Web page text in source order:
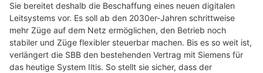
Sie bereitet deshalb die Beschaffung eines neuen digitalen
Leitsystems vor. Es soll ab den 2030er-Jahren schrittweise
mehr Züge auf dem Netz ermöglichen, den Betrieb noch
stabiler und Züge flexibler steuerbar machen. Bis es so weit ist,
verlängert die SBB den bestehenden Vertrag mit Siemens für
das heutige System Iltis. So stellt sie sicher, dass der